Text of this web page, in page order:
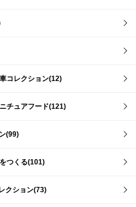
コレクション(12)
チュアフード(121)
(99)
つくる(101)
クション(73)